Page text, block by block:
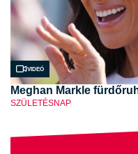
Videó
Meghan Markle
SZÜLETÉSNAP